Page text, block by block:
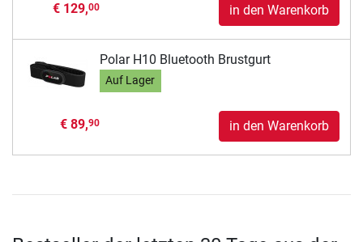
€ 129,00 in den Warenkorb
Polar H10 Bluetooth Brustgurt
Auf Lager
€ 89,90 in den Warenkorb